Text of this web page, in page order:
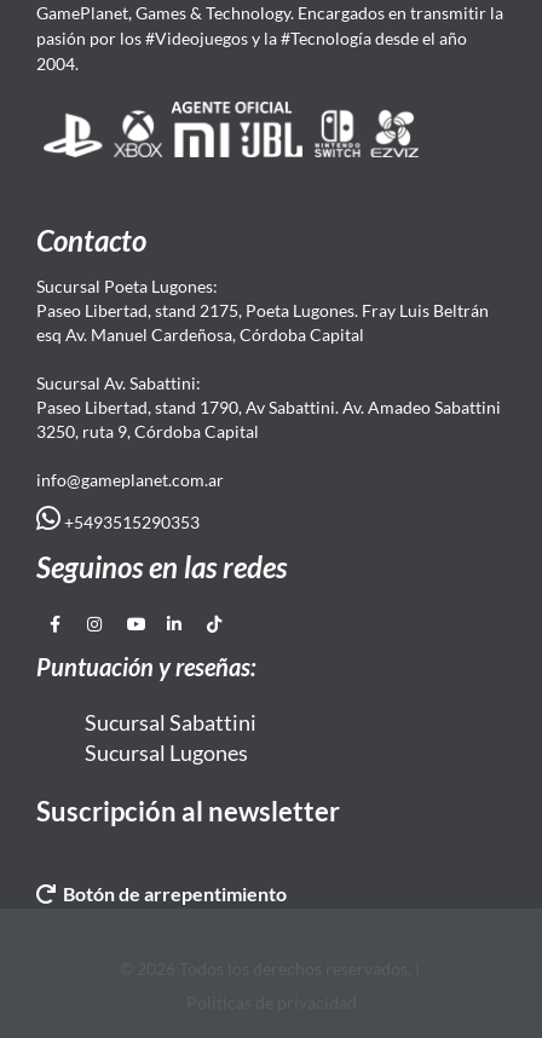
GamePlanet, Games & Technology. Encargados en transmitir la
pasión por los #Videojuegos y la #Tecnología desde el año
2004.
Contacto
Sucursal Poeta Lugones:
Paseo Libertad, stand 2175, Poeta Lugones. Fray Luis Beltrán
esq Av. Manuel Cardeñosa, Córdoba Capital
Sucursal Av. Sabattini:
Paseo Libertad, stand 1790, Av Sabattini. Av. Amadeo Sabattini
3250, ruta 9, Córdoba Capital
info@gameplanet.com.ar
+5493515290353
Seguinos en las redes
Puntuación y reseñas:
Sucursal Sabattini
Sucursal Lugones
Suscripción al newsletter
Botón de arrepentimiento